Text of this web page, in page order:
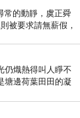
的動靜，虞正舜
被要求請無薪假，
仍熾熱得叫人睜不
塘邊荷葉田田的凝